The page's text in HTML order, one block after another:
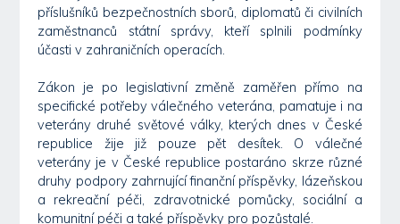
příslušníků bezpečnostních sborů, diplomatů či civilních
zaměstnanců státní správy, kteří splnili podmínky
účasti v zahraničních operacích.
Zákon je po legislativní změně zaměřen přímo na
specifické potřeby válečného veterána, pamatuje i na
veterány druhé světové války, kterých dnes v České
republice žije již pouze pět desítek. O válečné
veterány je v České republice postaráno skrze různé
druhy podpory zahrnující finanční příspěvky, lázeňskou
a rekreační péči, zdravotnické pomůcky, sociální a
komunitní péči a také příspěvky pro pozůstalé.